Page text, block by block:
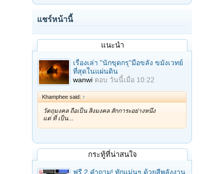
แชร์หน้านี้
แนะนำ
เรื่องเล่า "นักขุดกรุ"มือขลัง ขมังเวทย์
ที่สุดในแผ่นดิน
wanwi ตอบ วันนี้เมื่อ 10:22
Khamphee said: ↑
วัตถุมงคล ถือเป็น สิ่งมงคล สักการะอย่างหนึ่ง
แต่ ที่ เป็น…
กระทู้ที่น่าสนใจ
ฟรี 2 คำถาม! ทักแม่นๆ ด้วยสีพลังงาน